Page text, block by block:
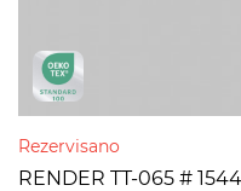
Rezervisano
RENDER TT-065 #